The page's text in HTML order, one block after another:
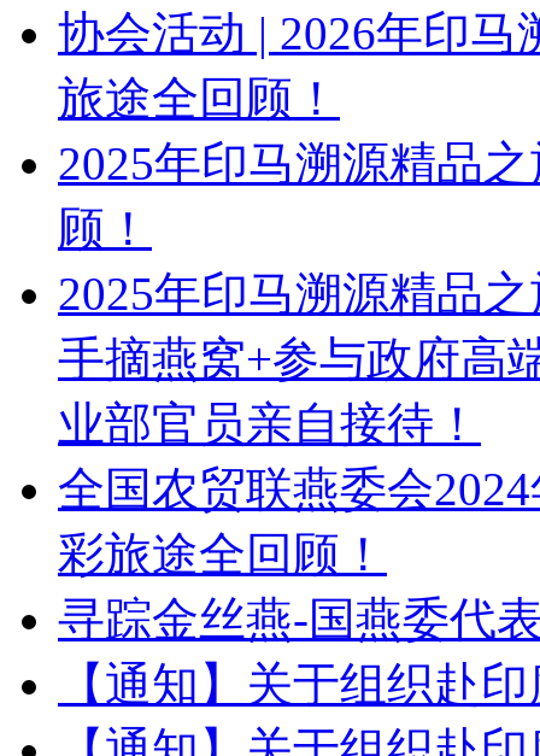
协会活动 | 2026年印
旅途全回顾！
2025年印马溯源精品
顾！
2025年印马溯源精品
手摘燕窝+参与政府高
业部官员亲自接待！
全国农贸联燕委会
彩旅途全回顾！
寻踪金丝燕-国燕委代
【通知】关于组织赴